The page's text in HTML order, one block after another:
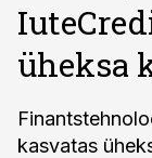
üheksa
kasvatas